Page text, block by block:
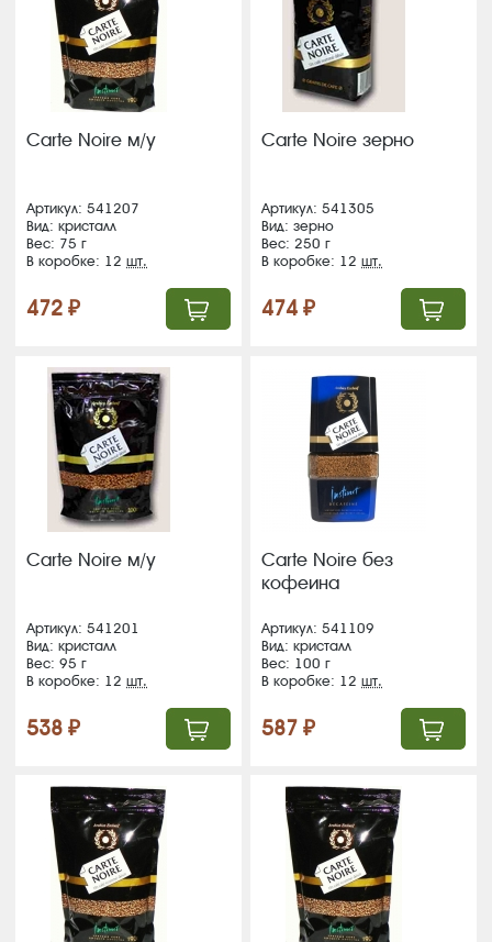
Carte Noire м/у
Артикул: 541207
Вид: кристалл
Вес: 75 г
В коробке: 12шт.
472 ₽
Carte Noire зерно
Артикул: 541305
Вид: зерно
Вес: 250 г
В коробке: 12шт.
474 ₽
Carte Noire м/у
Артикул: 541201
Вид: кристалл
Вес: 95 г
В коробке: 12шт.
538 ₽
Carte Noire без
кофеина
Артикул: 541109
Вид: кристалл
Вес: 100 г
В коробке: 12шт.
587 ₽